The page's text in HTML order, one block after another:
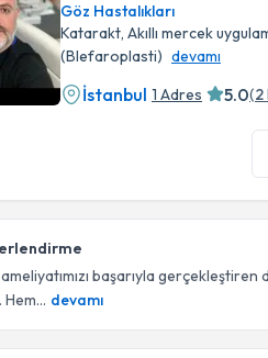
Göz Hastalıkları
Katarakt, Akıllı mercek
(Blefaroplasti) devamı
İstanbul 1 Adres 5.0(2
başarıyla
devamı